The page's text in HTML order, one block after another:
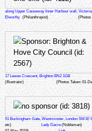
along Upper Causeway Inner Harbour wall,
Elworthy (Philanthropist) (Photos
17 Lewes Crescent, Brighton BN2 1GB
(Illustrator)
(Photos Taken: 01-
51 Buckingham Gate, Westminster, London SW1E
etc)
Lady Dacre (Nobleman)